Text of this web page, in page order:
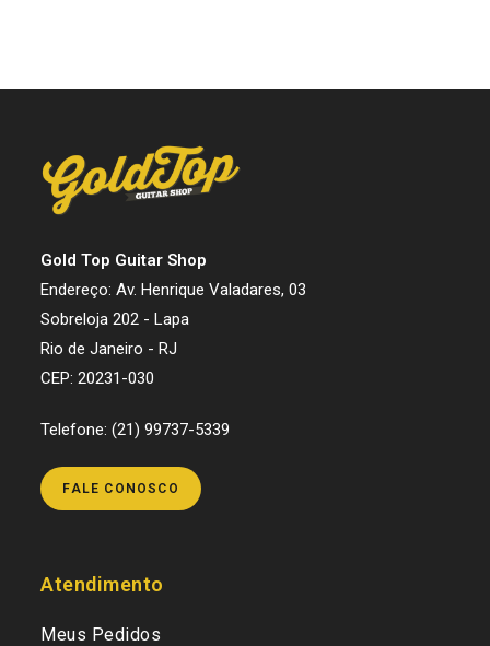
Gold Top Guitar Shop
Endereço: Av. Henrique Valadares, 03
Sobreloja 202 - Lapa
Rio de Janeiro - RJ
CEP: 20231-030
Telefone: (21) 99737-5339
FALE CONOSCO
Atendimento
Meus Pedidos